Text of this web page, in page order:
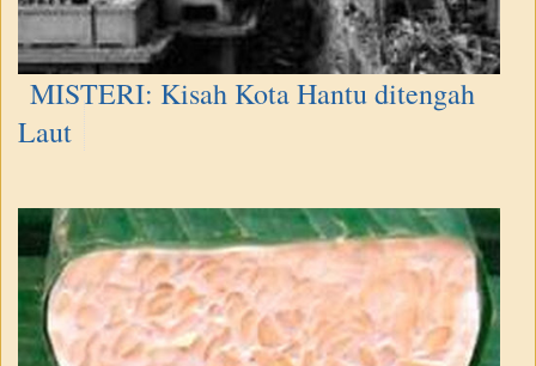
MISTERI: Kisah Kota Hantu ditengah
Laut